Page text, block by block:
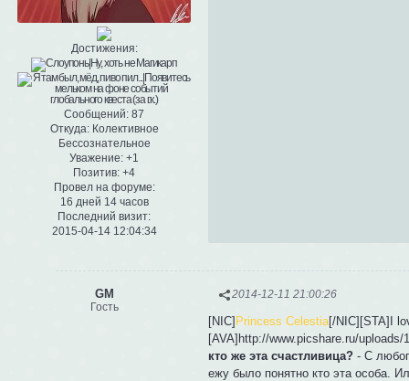
Достижения:
Сообщений: 87
Откуда:Колективное
Бессознательное
Уважение: +1
Позитив: +4
Провел на форуме:
16 дней 14 часов
Последний визит:
2015-04-14 12:04:34
2014-12-11 21:00:26
GM
Гость
[NIC] Princess Celestia[/NIC][STA]I
[AVA]http://www.picshare.ru/
кто же эта счастливица? - С
ежу было понятно кто эта особа.